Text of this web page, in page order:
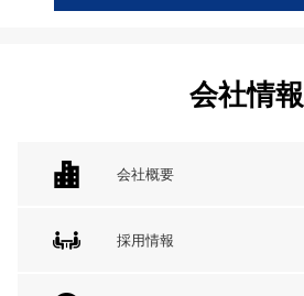
会社情報
会社概要
採用情報